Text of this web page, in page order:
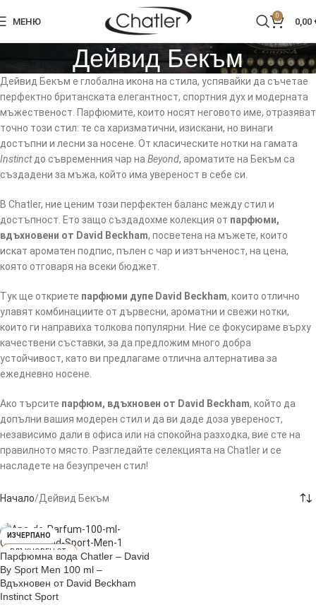
МЕНЮ
0
0,00
Дейвид Бекъм
Дейвид Бекъм е глобална икона на стила, успявайки да съчетае
перфектно британската елегантност, спортния дух и модерната
мъжественост. Парфюмите, които носят неговото име, отразяват
точно този стил: те са харизматични, изискани, но винаги
достъпни и лесни за носене. От класическите нотки на гамата
Instinctдо съвременния чар на Beyond, ароматите на Бекъм са
създадени за мъжа, който има увереност в себе си.
В Chatler, ние ценим този перфектен баланс между стил и
достъпност. Ето защо създадохме колекция от парфюми,
вдъхновени от David Beckham, посветена на мъжете, които
искат ароматен подпис, пълен с чар и изтънченост, на цена,
която отговаря на всеки бюджет.
Тук ще откриете парфюми дупе David Beckham, които отлично
улавят комбинациите от дървесни, ароматни и свежи нотки,
които ги направиха толкова популярни. Ние се фокусираме върху
качествени съставки, за да предложим много добра
устойчивост, като ви предлагаме отлична алтернатива за
ежедневно носене.
Ако търсите парфюм, вдъхновен от David Beckham, който да
допълни вашия модерен стил и да ви даде доза увереност,
независимо дали в офиса или на спокойна разходка, вие сте на
правилното място. Разгледайте селекцията на Chatler и се
насладете на безупречен стил!
Начало Дейвид Бекъм
ИЗЧЕРПАНО
DAVID BECKHAM I
NSTINCT SPORT
Парфюмна вода Chatler – David
By Sport Men 100 ml –
Вдъхновен от David Beckham
Instinct Sport